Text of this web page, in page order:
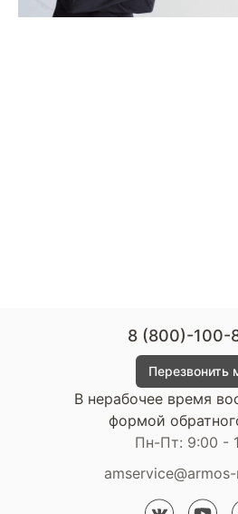
8 (800)-100-
Перезвонить
В нерабочее время
формой
Пн-Пт: 9:00 -